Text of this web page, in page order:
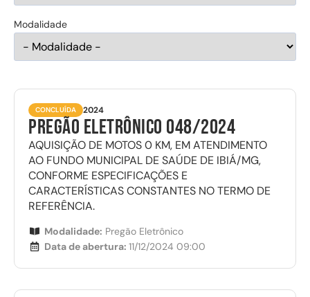
Modalidade
CONCLUÍDA 2024
Pregão Eletrônico 048/2024
AQUISIÇÃO DE MOTOS 0 KM, EM ATENDIMENTO
AO FUNDO MUNICIPAL DE SAÚDE DE IBIÁ/MG,
CONFORME ESPECIFICAÇÕES E
CARACTERÍSTICAS CONSTANTES NO TERMO DE
REFERÊNCIA.
Modalidade: Pregão Eletrônico
Data de abertura: 11/12/2024 09:00